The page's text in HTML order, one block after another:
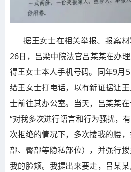
据王女士在相关举报、报案
26日，吕梁中院法官吕某某在办
得王女士本人手机号码。同年9月
给王女士打电话，以有新证据让
士前往其办公室。当天，吕某某在
“对我多次进行语言和行为骚扰，
次拒绝的情况下，多次搂我的腰
部、臀部等隐私部位），并强行
我的脸颊。我提出来要走，吕某